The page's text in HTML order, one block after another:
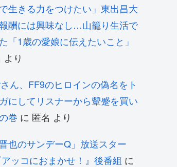
で生きる力をつけたい」東出昌大
酬には興味なし…山籠り生活で
「1歳の愛娘に伝えたいこと」
より
ん、FF9のヒロインの偽名をト
にしてリスナーから顰蹙を買い
巻 に 匿名 より
晋也のサンデーQ」放送スター
アッコにおまかせ！』後番組 に